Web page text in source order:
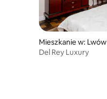
Mieszkanie w: Lwów
Del Rey Luxury